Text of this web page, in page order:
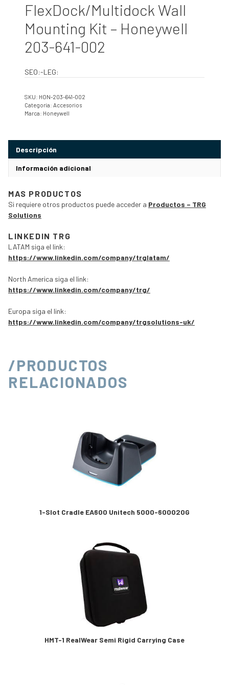
FlexDock/Multidock Wall
Mounting Kit – Honeywell
203-641-002
SEO:-LEG:
SKU: HON-203-641-002
Categoría: Accesorios
Marca: Honeywell
Descripción
Información adicional
MAS PRODUCTOS
Si requiere otros productos puede acceder a Productos – TRG
Solutions
LINKEDIN TRG
LATAM siga el link:
https://www.linkedin.com/company/trglatam/
North America siga el link:
https://www.linkedin.com/company/trg/
Europa siga el link:
https://www.linkedin.com/company/trgsolutions-uk/
/PRODUCTOS
RELACIONADOS
1-Slot Cradle EA600 Unitech 5000-600020G
HMT-1 RealWear Semi Rigid Carrying Case